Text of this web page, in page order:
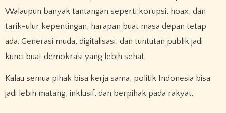
Walaupun banyak tantangan seperti korupsi, hoax, dan
tarik-ulur kepentingan, harapan buat masa depan tetap
ada. Generasi muda, digitalisasi, dan tuntutan publik jadi
kunci buat demokrasi yang lebih sehat.
Kalau semua pihak bisa kerja sama, politik Indonesia bisa
jadi lebih matang, inklusif, dan berpihak pada rakyat.